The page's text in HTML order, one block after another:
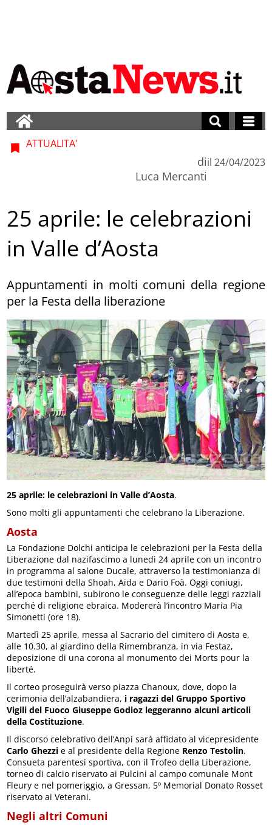
ATTUALITA'
di
Luca Mercanti
il 24/04/2023
25 aprile: le celebrazioni
in Valle d’Aosta
Appuntamenti in molti comuni della regione
per la Festa della liberazione
25 aprile: le celebrazioni in Valle d’Aosta.
Sono molti gli appuntamenti che celebrano la Liberazione.
Aosta
La Fondazione Dolchi anticipa le celebrazioni per la Festa della
Liberazione dal nazifascimo a lunedì 24 aprile con un incontro
in programma al salone Ducale, attraverso la testimonianza di
due testimoni della Shoah, Aida e Dario Foà. Oggi coniugi,
all’epoca bambini, subirono le conseguenze delle leggi razziali
perché di religione ebraica. Modererà l’incontro Maria Pia
Simonetti (ore 18).
Martedì 25 aprile, messa al Sacrario del cimitero di Aosta e,
alle 10.30, al giardino della Rimembranza, in via Festaz,
deposizione di una corona al monumento dei Morts pour la
liberté.
Il corteo proseguirà verso piazza Chanoux, dove, dopo la
cerimonia dell’alzabandiera, i ragazzi del Gruppo Sportivo
Vigili del Fuoco Giuseppe Godioz leggeranno alcuni articoli
della Costituzione.
Il discorso celebrativo dell’Anpi sarà affidato al vicepresidente
Carlo Ghezzie al presidente della Regione Renzo Testolin.
Consueta parentesi sportiva, con il Trofeo della Liberazione,
torneo di calcio riservato ai Pulcini al campo comunale Mont
Fleury e nel pomeriggio, a Gressan, 5º Memorial Donato Rosset
riservato ai Veterani.
Negli altri Comuni